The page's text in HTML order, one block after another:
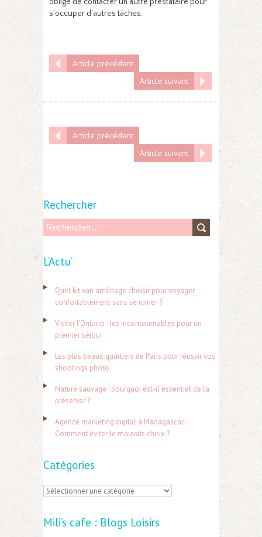
s’occuper d’autres tâches.
Article précédent
Article suivant
Article précédent
Article suivant
Rechercher
h
r
:
L’Actu’
Quel kit van aménagé choisir pour voyager
confortablement sans se ruiner ?
Visiter l’Ontario : les incontournables pour un
premier séjour
Les plus beaux quartiers de Paris pour réussir vos
shootings photo
Nature sauvage : pourquoi est-il essentiel de la
préserver ?
Agence marketing digital à Madagascar :
Comment éviter le mauvais choix ?
Catégories
C
tMili’s cafe : Blogs Loisirs